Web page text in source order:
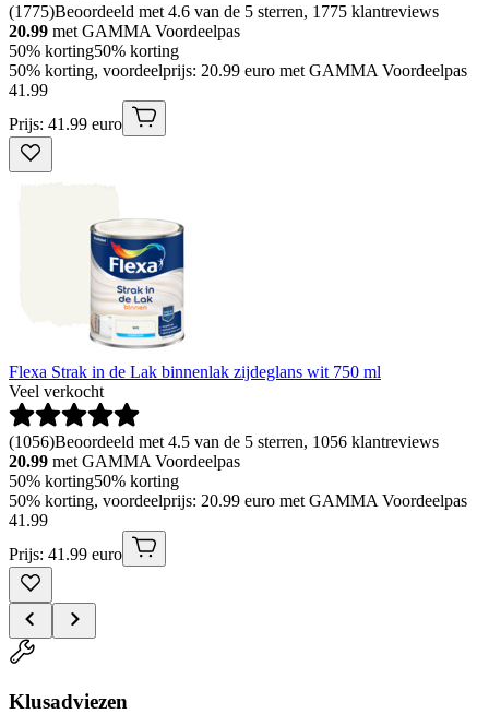
(1775)Beoordeeld met 4.6 van de 5 sterren, 1775 klantreviews
20.99 met GAMMA Voordeelpas
50% korting50% korting
50% korting, voordeelprijs: 20.99 euro met GAMMA Voordeelpas
41 .99
Prijs: 41.99 euro
Flexa Strak in de Lak binnenlak zijdeglans wit 750 ml
Veel verkocht
(1056)Beoordeeld met 4.5 van de 5 sterren, 1056 klantreviews
20.99 met GAMMA Voordeelpas
50% korting50% korting
50% korting, voordeelprijs: 20.99 euro met GAMMA Voordeelpas
41 .99
Prijs: 41.99 euro
Klusadviezen